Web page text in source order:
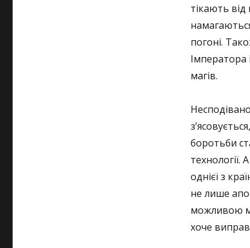
тікають від
погоні.
Імператора
магів.
боротьби
технології.
однієї з
не лише
можливою
хоче